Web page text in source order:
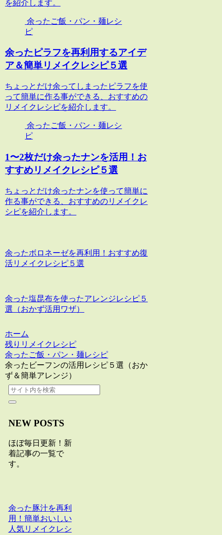
を紹介します。
余ったご飯・パン・麺レシ
ピ
余ったピラフを再利用するアイデ
ア＆簡単リメイクレシピ５選
ちょっとだけ余ってしまったピラフを使
って簡単に作る事ができる、おすすめの
リメイクレシピを紹介します。
余ったご飯・パン・麺レシ
ピ
1〜2枚だけ余ったナンを活用！お
すすめリメイクレシピ５選
ちょっとだけ余ったナンを使って簡単に
作る事ができる、おすすめのリメイクレ
シピを紹介します。
余ったボロネーゼを再利用！おすすめ復
活リメイクレシピ５選
余った塩昆布を使ったアレンジレシピ５
選（おかず活用ワザ）
ホーム
残りリメイクレシピ
余ったご飯・パン・麺レシピ
余ったビーフンの活用レシピ５選（おか
ず＆簡単アレンジ）
NEW POSTS
ほぼ毎日更新！新
着記事の一覧で
す。
余った豚汁を再利
用！簡単おいしい
人気リメイクレシ